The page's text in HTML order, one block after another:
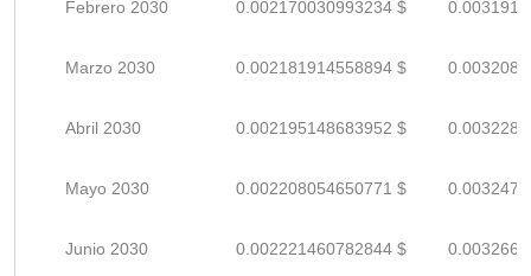
Febrero 2030 0.002170030993234 $
Marzo 2030 0.002181914558894 $
Abril 2030 0.002195148683952 $
Mayo 2030 0.002208054650771 $
Junio 2030 0.002221460782844 $